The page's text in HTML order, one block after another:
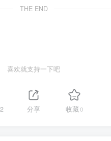
THE END
喜欢就支持一下吧
分享 收藏0